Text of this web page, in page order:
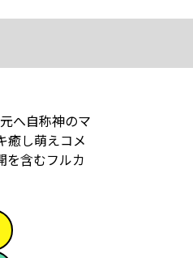
へ自称神のマ
癒し萌えコメ
を含むフルカ